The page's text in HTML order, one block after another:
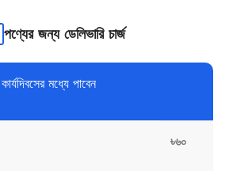
পণ্যের জন্য ডেলিভারি চার্জ
মধ্যে পাবেন
৳৬০